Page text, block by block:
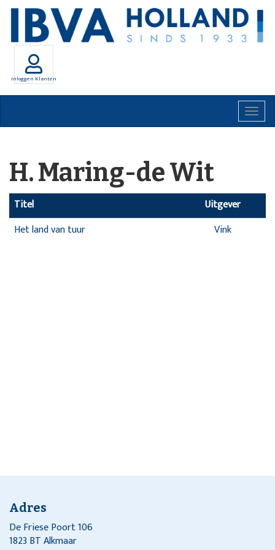
Inloggen Klanten
H. Maring-de Wit
Titel
Uitgever
Het land van tuur
Vink
Adres
De Friese Poort 106
1823 BT Alkmaar